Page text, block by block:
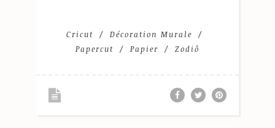
Cricut
Décoration Murale
Papercut
Papier Zodiô